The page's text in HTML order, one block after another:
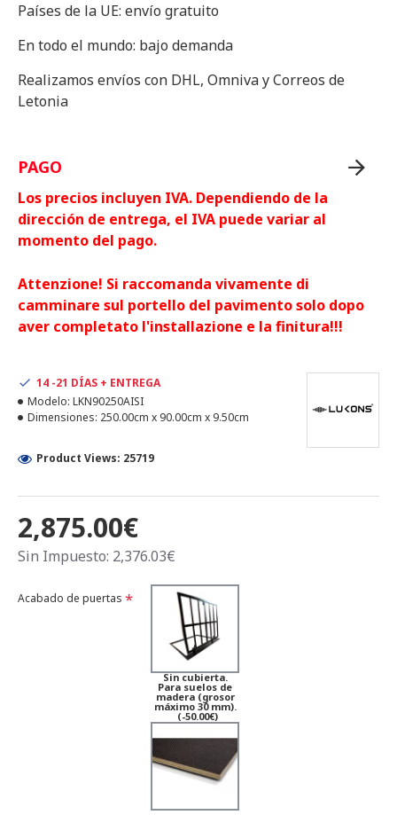
Países de la UE: envío gratuito
En todo el mundo: bajo demanda
Realizamos envíos con DHL, Omniva y Correos de
Letonia
PAGO
Los precios incluyen IVA. Dependiendo de la
dirección de entrega, el IVA puede variar al
momento del pago.
Attenzione! Si raccomanda vivamente di
camminare sul portello del pavimento solo dopo
aver completato l'installazione e la finitura!!!
2,875.00€
Sin Impuesto: 2,376.03€
14 -21 DÍAS + ENTREGA
Modelo: LKN90250AISI
Dimensiones: 250.00cm x 90.00cm x 9.50cm
Product Views: 25719
Acabado de puertas
Sin cubierta.
Para suelos de
madera (grosor
máximo 30 mm).
(-50.00€)